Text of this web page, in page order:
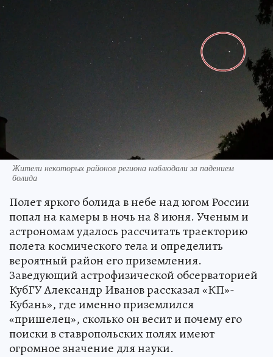
Жители некоторых районов региона наблюдали за падением
болида
Полет яркого болида в небе над югом России
попал на камеры в ночь на 8 июня. Ученым и
астрономам удалось рассчитать траекторию
полета космического тела и определить
вероятный район его приземления.
Заведующий астрофизической обсерваторией
КубГУ Александр Иванов рассказал «КП»-
Кубань», где именно приземлился
«пришелец», сколько он весит и почему его
поиски в ставропольских полях имеют
огромное значение для науки.